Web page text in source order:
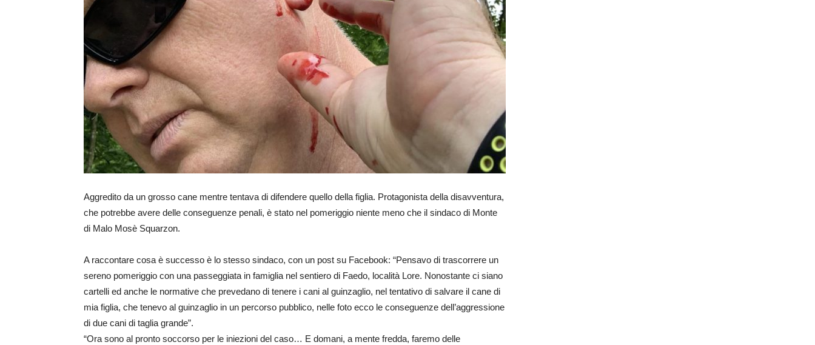
Aggredito da un grosso cane mentre tentava di difendere quello della figlia. Protagonista della disavventura,
che potrebbe avere delle conseguenze penali, è stato nel pomeriggio niente meno che il sindaco di Monte
di Malo Mosè Squarzon.
A raccontare cosa è successo è lo stesso sindaco, con un post su Facebook: “Pensavo di trascorrere un
sereno pomeriggio con una passeggiata in famiglia nel sentiero di Faedo, località Lore. Nonostante ci siano
cartelli ed anche le normative che prevedano di tenere i cani al guinzaglio, nel tentativo di salvare il cane di
mia figlia, che tenevo al guinzaglio in un percorso pubblico, nelle foto ecco le conseguenze dell’aggressione
di due cani di taglia grande”.
“Ora sono al pronto soccorso per le iniezioni del caso… E domani, a mente fredda, faremo delle